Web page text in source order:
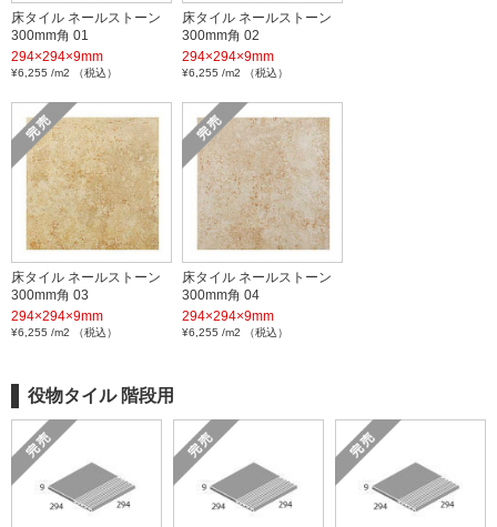
床タイル ネールストーン
300mm角 01
294×294×9mm
¥6,255 /m2 （税込）
床タイル ネールストーン
300mm角 02
294×294×9mm
¥6,255 /m2 （税込）
床タイル ネールストーン
300mm角 03
294×294×9mm
¥6,255 /m2 （税込）
床タイル ネールストーン
300mm角 04
294×294×9mm
¥6,255 /m2 （税込）
役物タイル 階段用